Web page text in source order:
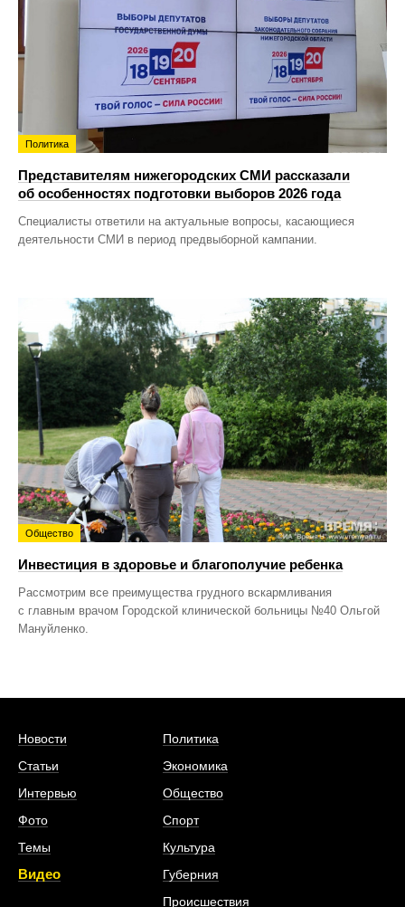
Политика
Представителям нижегородских СМИ рассказали
об особенностях подготовки выборов 2026 года
Специалисты ответили на актуальные вопросы, касающиеся
деятельности СМИ в период предвыборной кампании.
Общество
Инвестиция в здоровье и благополучие ребенка
Рассмотрим все преимущества грудного вскармливания
с главным врачом Городской клинической больницы №40 Ольгой
Мануйленко.
Новости
Статьи
Интервью
Фото
Темы
Видео
Политика
Экономика
Общество
Спорт
Культура
Губерния
Происшествия